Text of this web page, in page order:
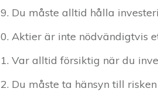
Du måste alltid hålla
Aktier är inte nödvändigtvis
Var alltid försiktig när du
Du måste ta hänsyn till